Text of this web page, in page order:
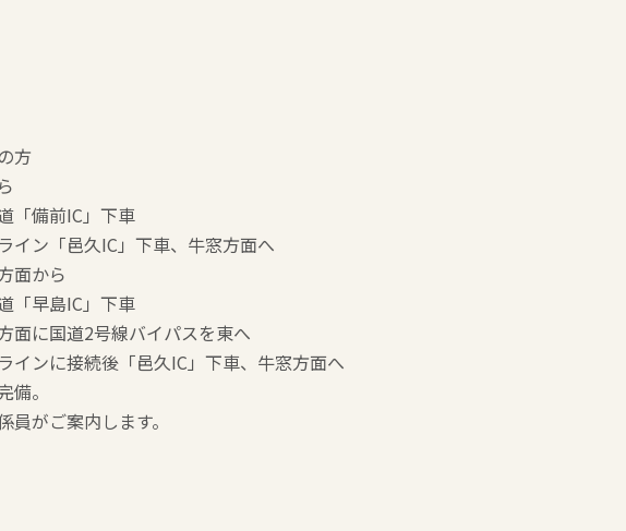
方
「備前IC」下車
イン「邑久IC」下車、牛窓方面へ
面から
「早島IC」下車
面に国道2号線バイパスを東へ
インに接続後「邑久IC」下車、牛窓方面へ
備。
がご案内します。